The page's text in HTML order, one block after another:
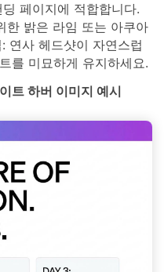
페이지에 적합합니다.
한 밝은 라임 또는 아쿠아
연사 헤드샷이 자연스럽
를 미묘하게 유지하세요.
트 하버 이미지 예시